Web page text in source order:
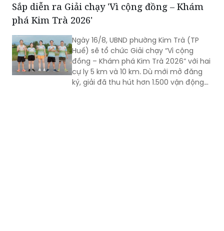
Sắp diễn ra Giải chạy 'Vì cộng đồng – Khám
phá Kim Trà 2026'
Ngày 16/8, UBND phường Kim Trà (TP
Huế) sẽ tổ chức Giải chạy “Vì cộng
đồng – Khám phá Kim Trà 2026” với hai
cự ly 5 km và 10 km. Dù mới mở đăng
ký, giải đã thu hút hơn 1.500 vận động